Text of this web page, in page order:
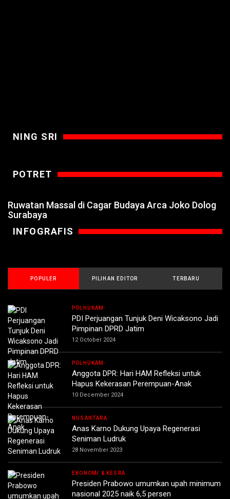
NING SRI
POTRET
Ruwatan Massal di Cagar Budaya Arca Joko Dolog
Surabaya
INFOGRAFIS
POPULER PILIHAN EDITOR TERBARU
POLHUKAM
PDI Perjuangan Tunjuk Deni Wicaksono Jadi
Pimpinan DPRD Jatim
12 October 2024
POLHUKAM
Anggota DPR: Hari HAM Refleksi untuk
Hapus Kekerasan Perempuan-Anak
10 December 2024
NUSANTARA
Anas Karno Dukung Upaya Regenerasi
Seniman Ludruk
28 November 2023
EKONOMI & KESRA
Presiden Prabowo umumkan upah minimum
nasional 2025 naik 6,5 persen